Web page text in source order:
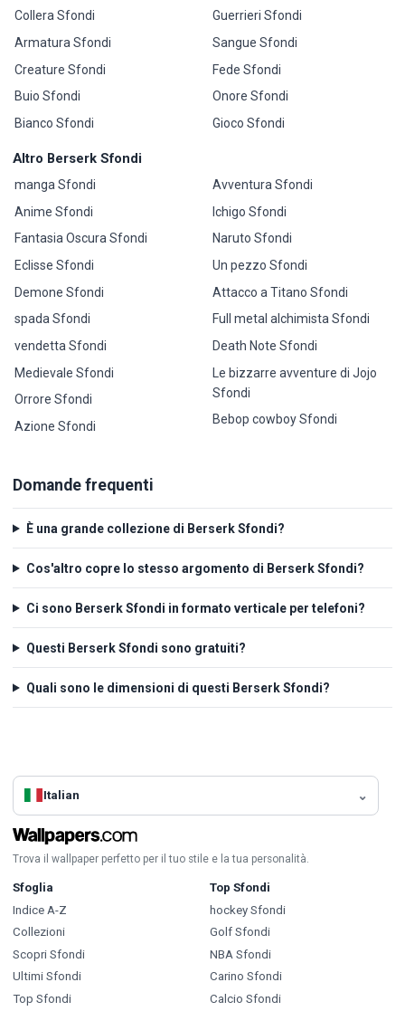
Collera Sfondi
Armatura Sfondi
Creature Sfondi
Buio Sfondi
Bianco Sfondi
Guerrieri Sfondi
Sangue Sfondi
Fede Sfondi
Onore Sfondi
Gioco Sfondi
Altro Berserk Sfondi
manga Sfondi
Anime Sfondi
Fantasia Oscura Sfondi
Eclisse Sfondi
Demone Sfondi
spada Sfondi
vendetta Sfondi
Medievale Sfondi
Orrore Sfondi
Azione Sfondi
Avventura Sfondi
Ichigo Sfondi
Naruto Sfondi
Un pezzo Sfondi
Attacco a Titano Sfondi
Full metal alchimista Sfondi
Death Note Sfondi
Le bizzarre avventure di Jojo
Sfondi
Bebop cowboy Sfondi
Domande frequenti
È una grande collezione di Berserk Sfondi?
Cos'altro copre lo stesso argomento di Berserk Sfondi?
Ci sono Berserk Sfondi in formato verticale per telefoni?
Questi Berserk Sfondi sono gratuiti?
Quali sono le dimensioni di questi Berserk Sfondi?
Italian
Trova il wallpaper perfetto per il tuo stile e la tua personalità.
Sfoglia
Indice A-Z
Collezioni
Scopri Sfondi
Ultimi Sfondi
Top Sfondi
Top Sfondi
hockey Sfondi
Golf Sfondi
NBA Sfondi
Carino Sfondi
Calcio Sfondi